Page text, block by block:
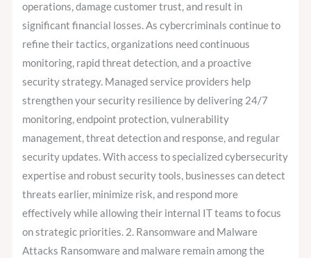
operations, damage customer trust, and result in
significant financial losses. As cybercriminals continue to
refine their tactics, organizations need continuous
monitoring, rapid threat detection, and a proactive
security strategy. Managed service providers help
strengthen your security resilience by delivering 24/7
monitoring, endpoint protection, vulnerability
management, threat detection and response, and regular
security updates. With access to specialized cybersecurity
expertise and robust security tools, businesses can detect
threats earlier, minimize risk, and respond more
effectively while allowing their internal IT teams to focus
on strategic priorities. 2. Ransomware and Malware
Attacks Ransomware and malware remain among the